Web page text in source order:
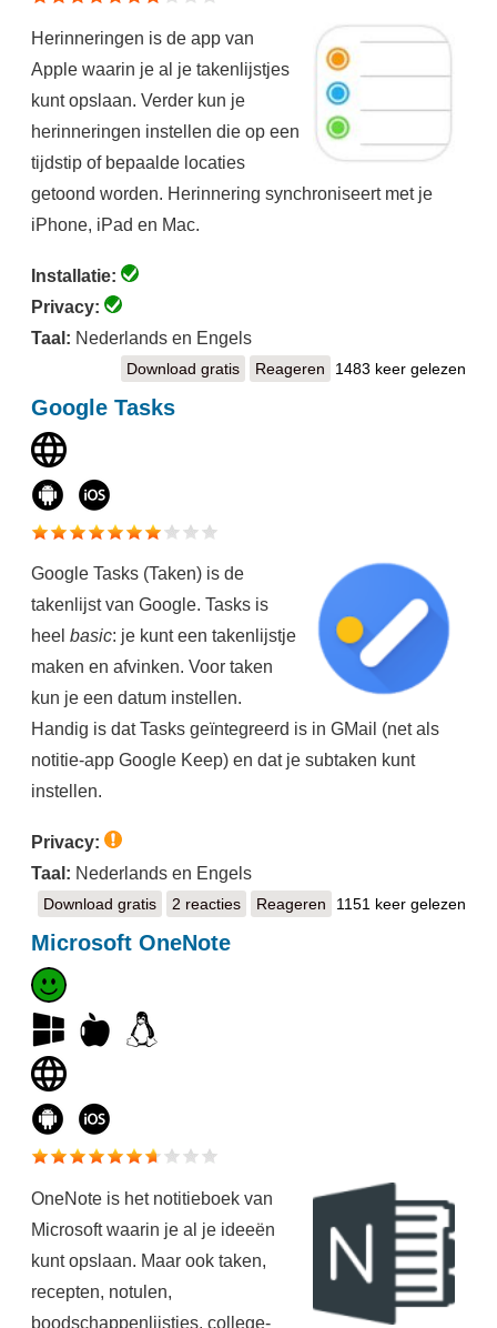
Herinneringen is de app van
Apple waarin je al je takenlijstjes
kunt opslaan. Verder kun je
herinneringen instellen die op een
tijdstip of bepaalde locaties
getoond worden. Herinnering synchroniseert met je
iPhone, iPad en Mac.
Installatie:
Privacy:
Taal: Nederlands en Engels
Download gratis Herinneringen
Reageren 1483 keer gelezen
Google Tasks
Google Tasks (Taken) is de
takenlijst van Google. Tasks is
heel basic: je kunt een takenlijstje
maken en afvinken. Voor taken
kun je een datum instellen.
Handig is dat Tasks geïntegreerd is in GMail (net als
notitie-app Google Keep) en dat je subtaken kunt
instellen.
Privacy:
Taal: Nederlands en Engels
Download gratis Google Tasks
2 reacties Reageren 1151 keer gelezen
Microsoft OneNote
OneNote is het notitieboek van
Microsoft waarin je al je ideeën
kunt opslaan. Maar ook taken,
recepten, notulen,
boodschappenlijstjes, college-